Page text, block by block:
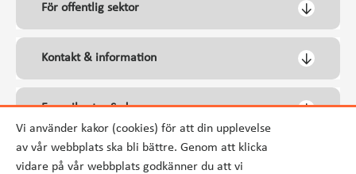
Vi använder kakor (cookies) för att din upplevelse
av vår webbplats ska bli bättre. Genom att klicka
vidare på vår webbplats godkänner du att vi
För offentlig sektor
Kontakt & information
Energikontor Syd